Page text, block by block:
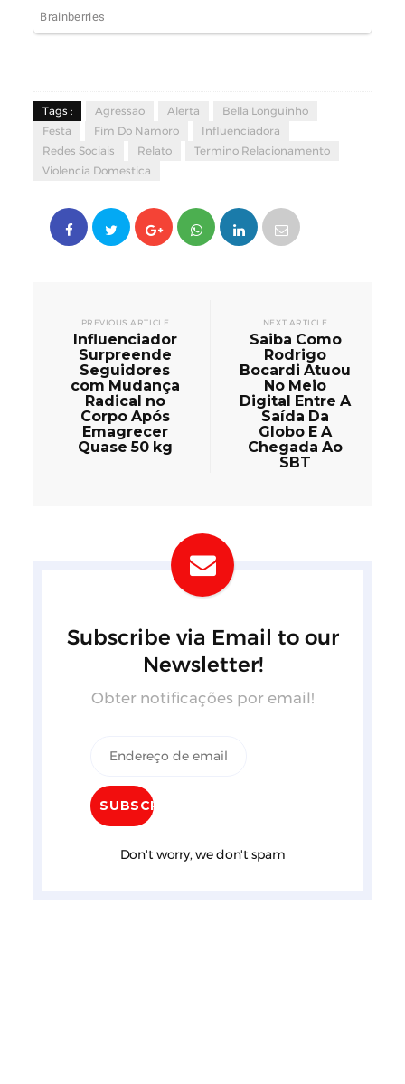
Tags : Agressao Alerta
Bella Longuinho
Festa
Fim Do Namoro
Influenciadora
Redes Sociais
Relato
Termino Relacionamento
Violencia Domestica
PREVIOUS ARTICLE
Influenciador
Surpreende
Seguidores
com Mudança
Radical no
Corpo Após
Emagrecer
Quase 50 kg
NEXT ARTICLE
Saiba Como
Rodrigo
Bocardi Atuou
No Meio
Digital Entre A
Saída Da
Globo E A
Chegada Ao
SBT
Subscribe via Email to our
Newsletter!
Obter notificações por email!
Don't worry, we don't spam